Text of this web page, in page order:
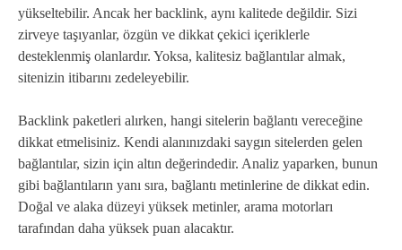
yükseltebilir. Ancak her backlink, aynı kalitede değildir. Sizi
zirveye taşıyanlar, özgün ve dikkat çekici içeriklerle
desteklenmiş olanlardır. Yoksa, kalitesiz bağlantılar almak,
sitenizin itibarını zedeleyebilir.
Backlink paketleri alırken, hangi sitelerin bağlantı vereceğine
dikkat etmelisiniz. Kendi alanınızdaki saygın sitelerden gelen
bağlantılar, sizin için altın değerindedir. Analiz yaparken, bunun
gibi bağlantıların yanı sıra, bağlantı metinlerine de dikkat edin.
Doğal ve alaka düzeyi yüksek metinler, arama motorları
tarafından daha yüksek puan alacaktır.